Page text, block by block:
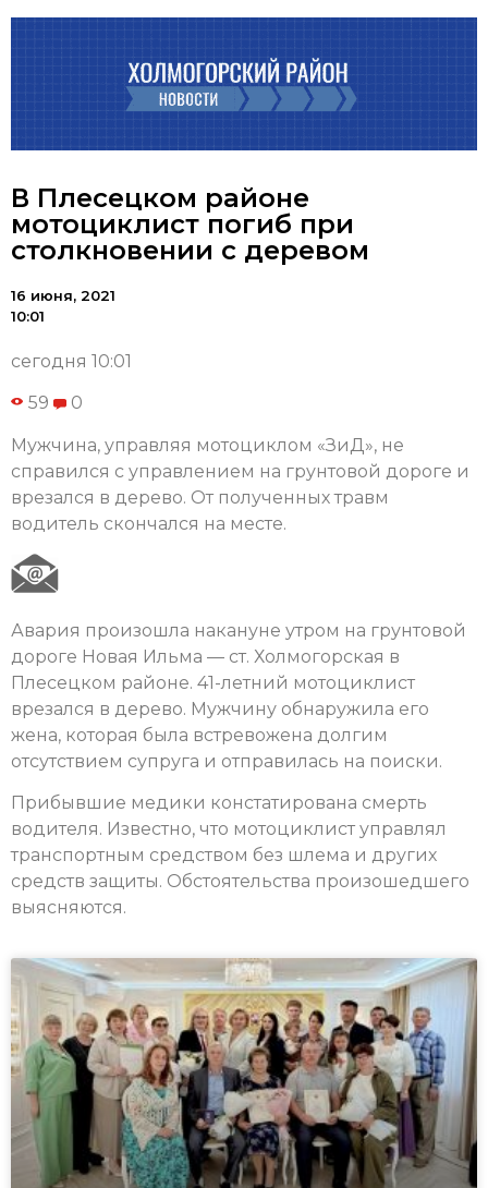
В Плесецком районе
мотоциклист погиб при
столкновении с деревом
16 июня, 2021
10:01
сегодня 10:01
59 0
Мужчина, управляя мотоциклом «ЗиД», не
справился с управлением на грунтовой дороге и
врезался в дерево. От полученных травм
водитель скончался на месте.
Авария произошла накануне утром на грунтовой
дороге Новая Ильма — ст. Холмогорская в
Плесецком районе. 41-летний мотоциклист
врезался в дерево. Мужчину обнаружила его
жена, которая была встревожена долгим
отсутствием супруга и отправилась на поиски.
Прибывшие медики констатирована смерть
водителя. Известно, что мотоциклист управлял
транспортным средством без шлема и других
средств защиты. Обстоятельства произошедшего
выясняются.